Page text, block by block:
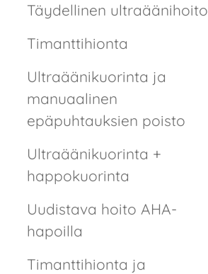
Täydellinen ultraäänihoito
Timanttihionta
Ultraäänikuorinta ja
manuaalinen
epäpuhtauksien poisto
Ultraäänikuorinta +
happokuorinta
Uudistava hoito AHA-
hapoilla
Timanttihionta ja